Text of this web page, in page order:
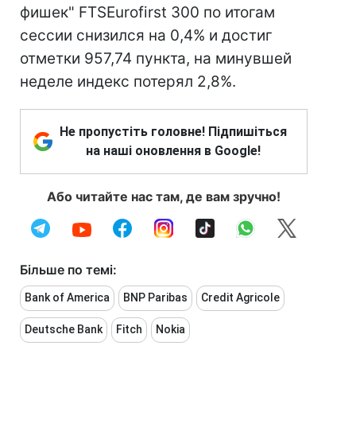
фишек" FTSEurofirst 300 по итогам
сессии снизился на 0,4% и достиг
отметки 957,74 пункта, на минувшей
неделе индекс потерял 2,8%.
Не пропустіть головне! Підпишіться
на наші оновлення в Google!
Або читайте нас там, де вам зручно!
Більше по темі:
Bank of America BNP Paribas Credit Agricole
Deutsche Bank Fitch Nokia